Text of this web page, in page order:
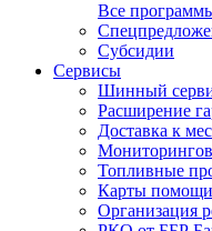
Все
Субсидии
Сервисы
Шинный
Расширение
Доставка к
Топливные
Карты помощи
Организация